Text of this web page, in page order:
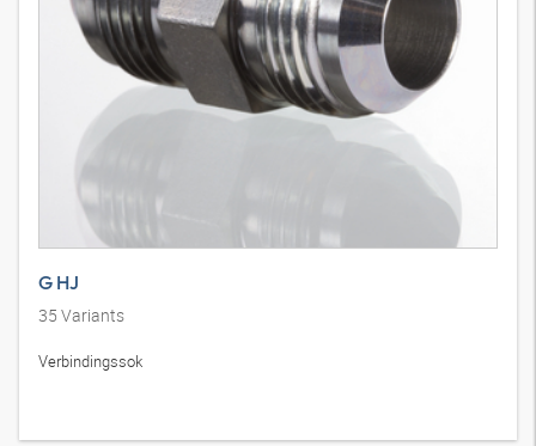
G HJ
35 Variants
Verbindingssok